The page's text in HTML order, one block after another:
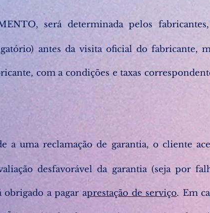
será determinada pelos
antes da visita oficial do fabricante,
com a condições e taxas
a uma reclamação de garantia, o cliente
desfavorável da garantia (seja por
a pagar aprestação de serviço. Em